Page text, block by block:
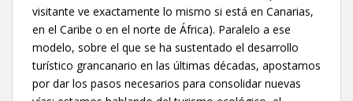
visitante ve exactamente lo mismo si está en Canarias,
en el Caribe o en el norte de África). Paralelo a ese
modelo, sobre el que se ha sustentado el desarrollo
turístico grancanario en las últimas décadas, apostamos
por dar los pasos necesarios para consolidar nuevas